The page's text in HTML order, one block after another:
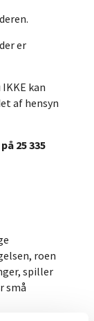
er
kan
af hensyn
25 335
roen
spiller
små